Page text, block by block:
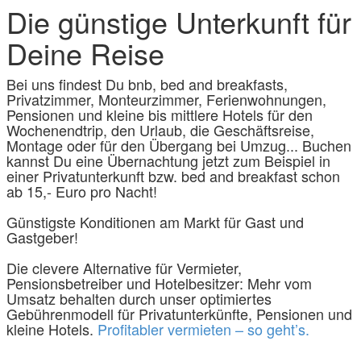
Die günstige Unterkunft für
Deine Reise
Bei uns findest Du bnb, bed and breakfasts,
Privatzimmer, Monteurzimmer, Ferienwohnungen,
Pensionen und kleine bis mittlere Hotels für den
Wochenendtrip, den Urlaub, die Geschäftsreise,
Montage oder für den Übergang bei Umzug... Buchen
kannst Du eine Übernachtung jetzt zum Beispiel in
einer Privatunterkunft bzw. bed and breakfast schon
ab 15,- Euro pro Nacht!
Günstigste Konditionen am Markt für Gast und
Gastgeber!
Die clevere Alternative für Vermieter,
Pensionsbetreiber und Hotelbesitzer: Mehr vom
Umsatz behalten durch unser optimiertes
Gebührenmodell für Privatunterkünfte, Pensionen und
kleine Hotels. Profitabler vermieten – so geht’s.